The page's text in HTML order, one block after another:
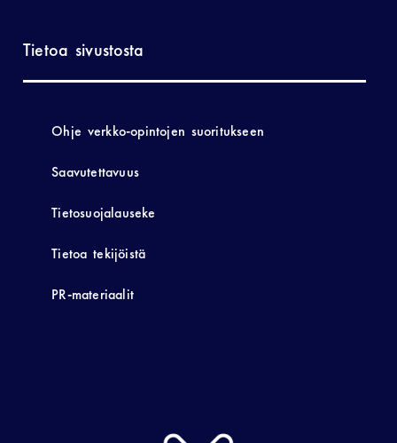
Tietoa sivustosta
Ohje verkko-opintojen suoritukseen
Saavutettavuus
Tietosuojalauseke
Tietoa tekijöistä
PR-materiaalit